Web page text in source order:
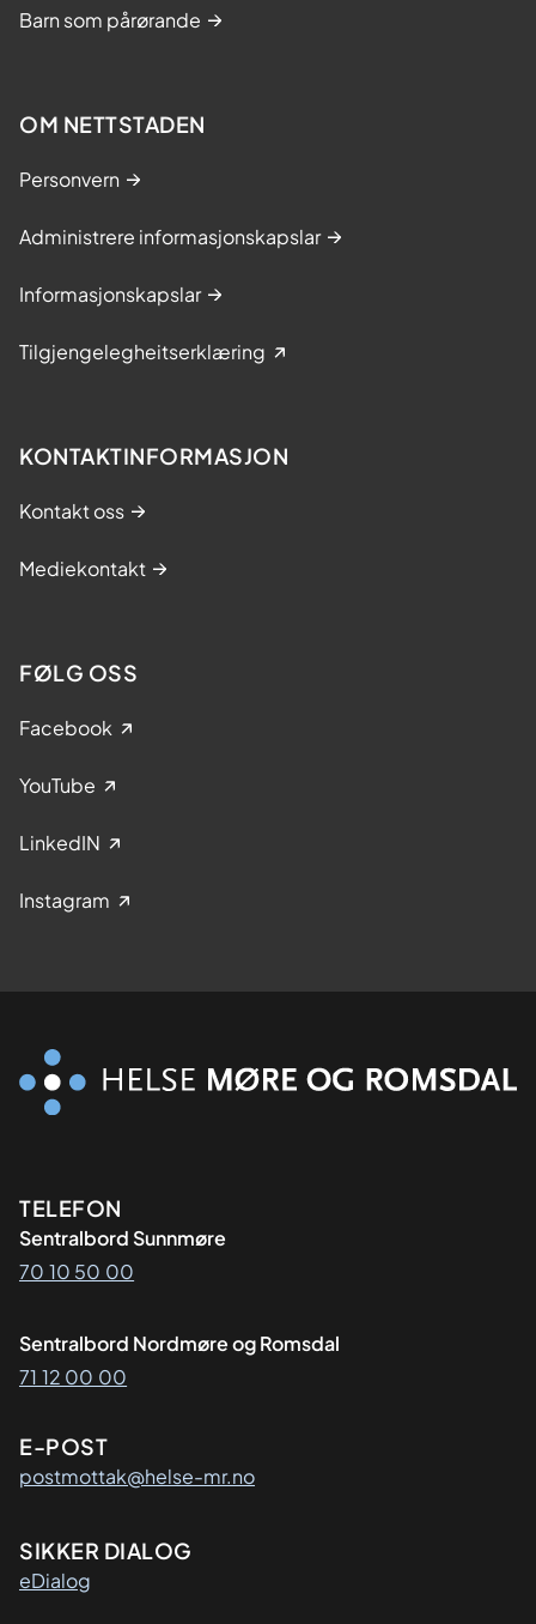
Barn som pårørande
OM NETTSTADEN
Personvern
Administrere informasjonskapslar
Informasjonskapslar
Tilgjengelegheitserklæring
KONTAKTINFORMASJON
Kontakt oss
Mediekontakt
FØLG OSS
Facebook
YouTube
LinkedIN
Instagram
Kontaktinformasjon
TELEFON
Sentralbord Sunnmøre
70 10 50 00
Sentralbord Nordmøre og Romsdal
71 12 00 00
E-POST
postmottak@helse-mr.no
SIKKER DIALOG
eDialog